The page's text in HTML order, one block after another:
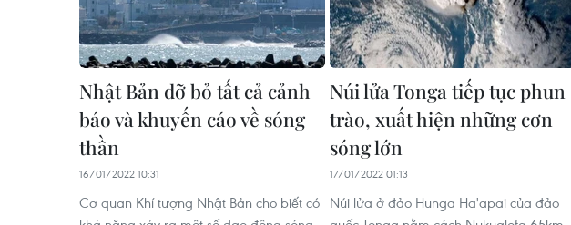
Nhật Bản dỡ bỏ tất cả cảnh
báo và khuyến cáo về sóng
thần
16/01/2022 10:31
Cơ quan Khí tượng Nhật Bản cho biết có
Núi lửa Tonga tiếp tục phun
trào, xuất hiện những cơn
sóng lớn
17/01/2022 01:13
Núi lửa ở đảo Hunga Ha'apai của đảo